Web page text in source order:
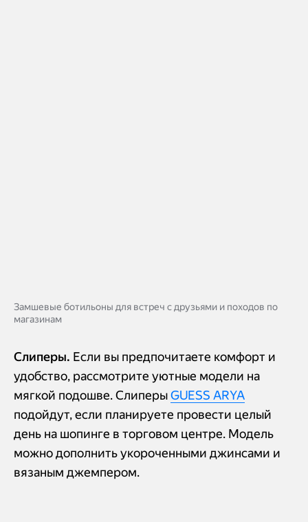
Замшевые ботильоны для встреч с друзьями и походов по
магазинам
Слиперы. Если вы предпочитаете комфорт и
удобство, рассмотрите уютные модели на
мягкой подошве. СлиперыGUESS ARYA
подойдут, если планируете провести целый
день на шопинге в торговом центре. Модель
можно дополнить укороченными джинсами и
вязаным джемпером.